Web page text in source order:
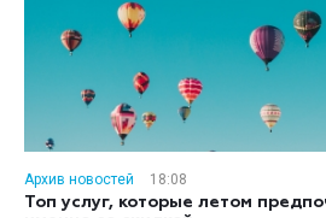
Архив новостей
18:08
Топ услуг, которые летом